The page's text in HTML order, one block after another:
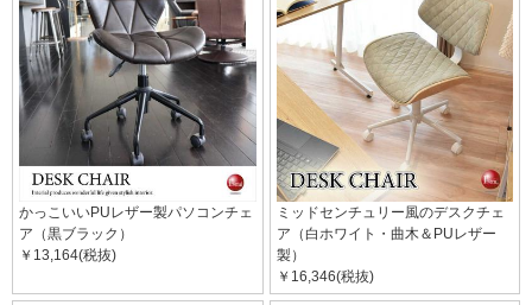
かっこいいPUレザー製パソコンチェ
ア（黒ブラック）
￥13,164(税抜)
ミッドセンチュリー風のデスクチェ
ア（白ホワイト・曲木＆PUレザー
製）
￥16,346(税抜)